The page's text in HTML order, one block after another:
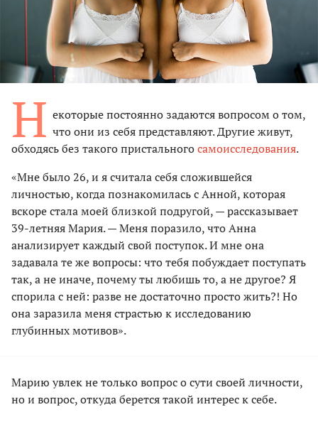
Н екоторые постоянно задаются вопросом о том,
что они из себя представляют. Другие живут,
обходясь без такого пристальногосамоисследования.
«Мне было 26, и я считала себя сложившейся
личностью, когда познакомилась с Анной, которая
вскоре стала моей близкой подругой, — рассказывает
39-летняя Мария. — Меня поразило, что Анна
анализирует каждый свой поступок. И мне она
задавала те же вопросы: что тебя побуждает поступать
так, а не иначе, почему ты любишь то, а не другое? Я
спорила с ней: разве не достаточно просто жить?! Но
она заразила меня страстью к исследованию
глубинных мотивов».
Марию увлек не только вопрос о сути своей личности,
но и вопрос, откуда берется такой интерес к себе.